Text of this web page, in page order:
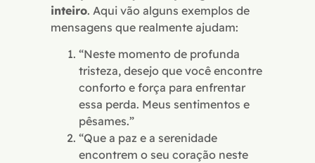
inteiro. Aqui vão alguns exemplos de
mensagens que realmente ajudam:
“Neste momento de profunda
tristeza, desejo que você encontre
conforto e força para enfrentar
essa perda. Meus sentimentos e
pêsames.”
“Que a paz e a serenidade
encontrem o seu coração neste